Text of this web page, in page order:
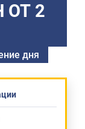
ОТ 2
дня